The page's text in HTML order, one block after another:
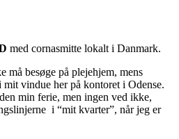
med cornasmitte lokalt i Danmark.
må besøge på plejehjem, mens
vindue her på kontoret i Odense.
min ferie, men ingen ved ikke,
i “mit kvarter”, når jeg er